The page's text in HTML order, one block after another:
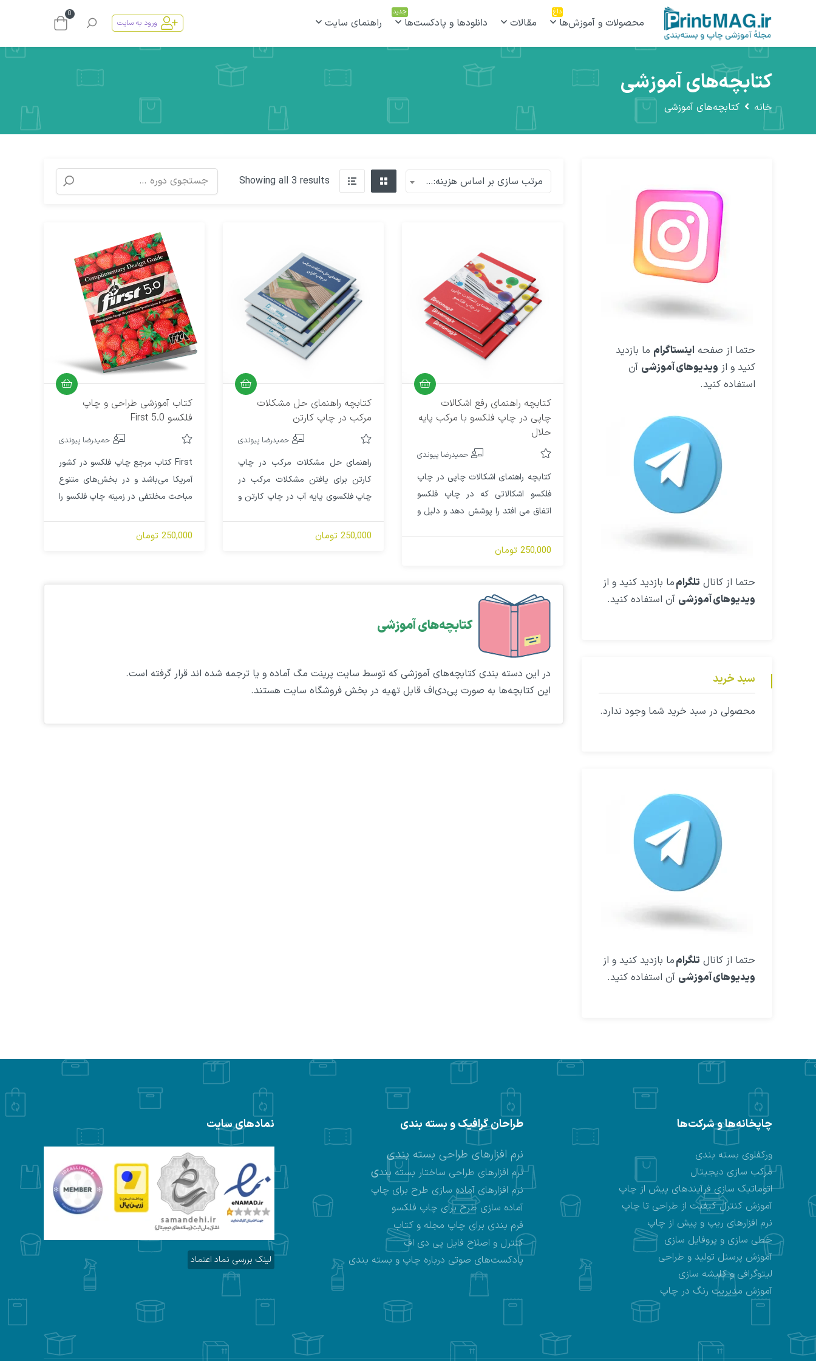
محصولات و آموزش‌ها
داغ
مقالات دانلودها و پادکست‌ها
جدید
راهنمای سایت ورود به سایت
0
کتابچه‌های آموزشی
خانه کتابچه‌های آموزشی
مرتب سازی بر اساس هزینه: زیاد به کم Showing all 3 results
کتابچه راهنمای رفع اشکالات
چاپی در چاپ فلکسو با مرکب پایه
حلال
حمیدرضا پیوندی
کتابچه راهنمای اشکالات چاپی در چاپ
فلکسو اشکالاتی که در چاپ فلکسو
اتفاق می افتد را پوشش دهد و دلیل و
مختلف توضیح می دهد .
250,000 تومان
کتابچه راهنمای حل مشکلات
مرکب در چاپ کارتن
حمیدرضا پیوندی
راهنمای حل مشکلات مرکب در چاپ
کارتن برای یافتن مشکلات مرکب در
چاپ فلکسوی پایه آب در چاپ کارتن و
250,000 تومان
کتاب آموزشی طراحی و چاپ
فلکسو First 5.0
حمیدرضا پیوندی
First کتاب مرجع چاپ فلکسو در کشور
آمریکا می‌باشد و در بخش‌های متنوع
مباحث مخلتفی در زمینه چاپ فلکسو را
250,000 تومان
کتابچه‌های آموزشی
در این دسته بندی کتابچه‌های آموزشی که توسط سایت پرینت مگ آماده و یا ترجمه شده اند قرار گرفته است.
این کتابچه‌ها به صورت پی‌دی‌اف قابل تهیه در بخش فروشگاه سایت هستند.
حتما از صفحه اینستاگرام ما بازدید
کنید و از ویدیوهای آموزشی آن
استفاده کنید.
حتما از کانال تلگرامما بازدید کنید و از
ویدیوهای آموزشی آن استفاده کنید.
سبد خرید
محصولی در سبد خرید شما وجود ندارد.
حتما از کانال تلگرامما بازدید کنید و از
ویدیوهای آموزشی آن استفاده کنید.
چاپخانه‌ها و شرکت‌ها
ورکفلوی بسته بندی
مرکب سازی دیجیتال
اتوماتیک سازی فرآیندهای پیش از چاپ
آموزش کنترل کیفیت از طراحی تا چاپ
نرم افزارهای ریپ و پیش از چاپ
خطی سازی و پروفایل سازی
آموزش پرسنل تولید و طراحی
لیتوگرافی و کلیشه سازی
آموزش مدیریت رنگ در چاپ
طراحان گرافیک و بسته بندی
نرم افزارهای طراحی بسته بندی
نرم افزارهای طراحی ساختار بسته بندی
نرم افزارهای آماده سازی طرح برای چاپ
آماده سازی طرح برای چاپ فلکسو
فرم بندی برای چاپ مجله و کتاب
کنترل و اصلاح فایل پی دی اف
پادکست‌های صوتی درباره چاپ و بسته بندی
نمادهای سایت
لینک بررسی نماد اعتماد